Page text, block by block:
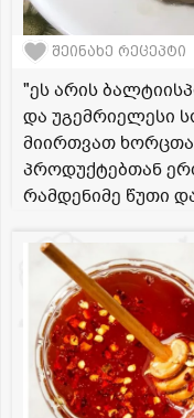
შეინახე რეცეპტი
"ეს არის
და უგემრიელესი
მიირთვათ
პროდუქტებთან
რამდენიმე წუთი